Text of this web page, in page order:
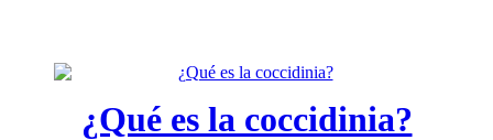
¿Qué es la coccidinia?